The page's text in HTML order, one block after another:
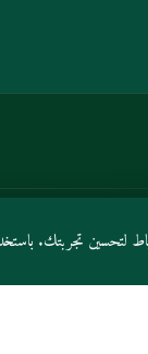
لتحسين تجربتك.